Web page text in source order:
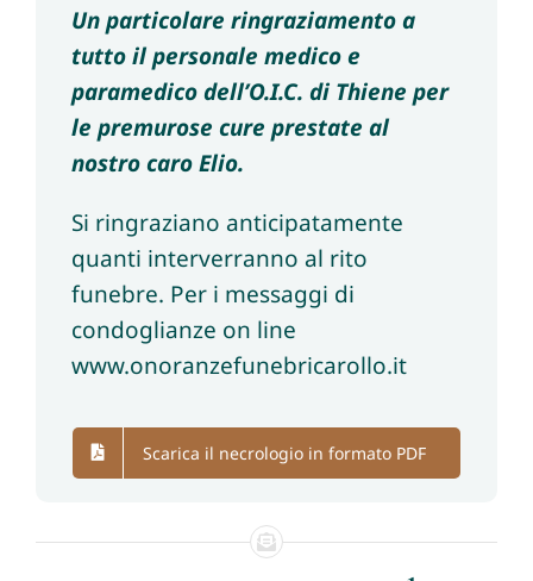
Un particolare ringraziamento a
tutto il personale medico e
paramedico dell’O.I.C. di Thiene per
le premurose cure prestate al
nostro caro Elio.
Si ringraziano anticipatamente
quanti interverranno al rito
funebre. Per i messaggi di
condoglianze on line
www.onoranzefunebricarollo.it
Scarica il necrologio in formato PDF